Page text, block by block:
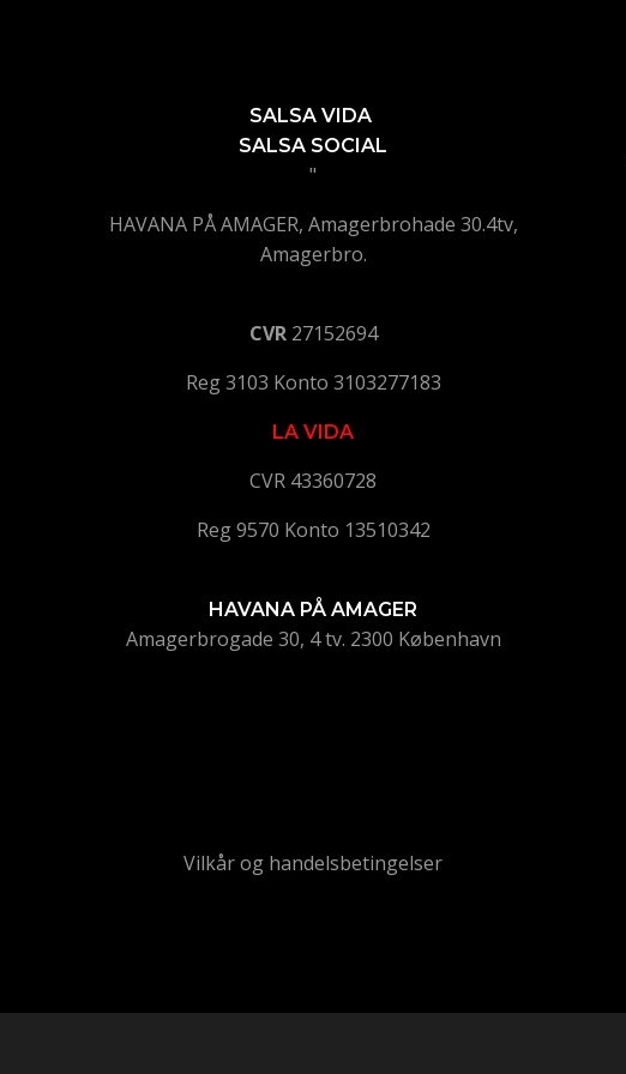
SALSA VIDA
SALSA SOCIAL
"
HAVANA PÅ AMAGER, Amagerbrohade 30.4tv,
Amagerbro.
CVR 27152694
Reg 3103 Konto 3103277183
LA VIDA
CVR 43360728
Reg 9570 Konto 13510342
HAVANA PÅ AMAGER
Amagerbrogade 30, 4 tv. 2300 København
Vilkår og handelsbetingelser